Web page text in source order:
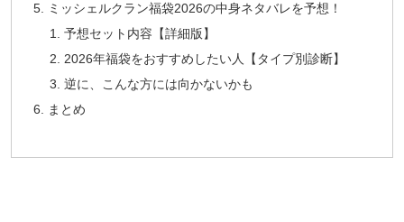
ミッシェルクラン福袋2026の中身ネタバレを予想！
予想セット内容【詳細版】
2026年福袋をおすすめしたい人【タイプ別診断】
逆に、こんな方には向かないかも
まとめ